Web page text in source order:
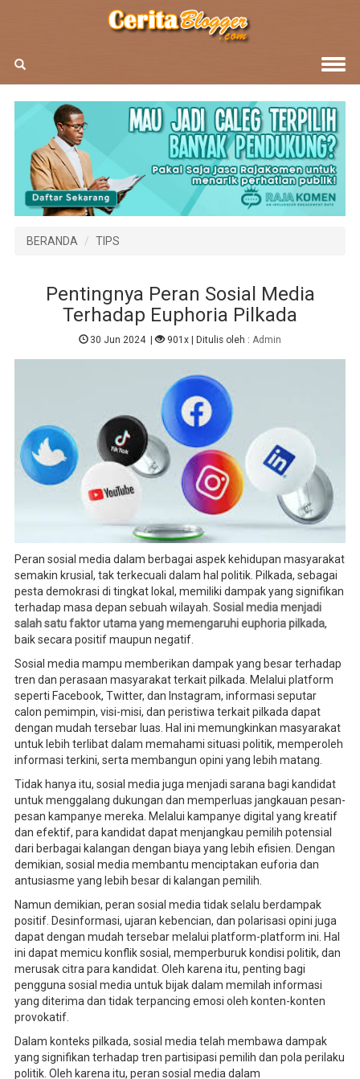
BERANDA TIPS
Pentingnya Peran Sosial Media
Terhadap Euphoria Pilkada
30 Jun 2024| 901x | Ditulis oleh :Admin
Peran sosial media dalam berbagai aspek kehidupan masyarakat
semakin krusial, tak terkecuali dalam hal politik. Pilkada, sebagai
pesta demokrasi di tingkat lokal, memiliki dampak yang signifikan
terhadap masa depan sebuah wilayah. Sosial media menjadi
salah satu faktor utama yang memengaruhi euphoria pilkada,
baik secara positif maupun negatif.
Sosial media mampu memberikan dampak yang besar terhadap
tren dan perasaan masyarakat terkait pilkada. Melalui platform
seperti Facebook, Twitter, dan Instagram, informasi seputar
calon pemimpin, visi-misi, dan peristiwa terkait pilkada dapat
dengan mudah tersebar luas. Hal ini memungkinkan masyarakat
untuk lebih terlibat dalam memahami situasi politik, memperoleh
informasi terkini, serta membangun opini yang lebih matang.
Tidak hanya itu, sosial media juga menjadi sarana bagi kandidat
untuk menggalang dukungan dan memperluas jangkauan pesan-
pesan kampanye mereka. Melalui kampanye digital yang kreatif
dan efektif, para kandidat dapat menjangkau pemilih potensial
dari berbagai kalangan dengan biaya yang lebih efisien. Dengan
demikian, sosial media membantu menciptakan euforia dan
antusiasme yang lebih besar di kalangan pemilih.
Namun demikian, peran sosial media tidak selalu berdampak
positif. Desinformasi, ujaran kebencian, dan polarisasi opini juga
dapat dengan mudah tersebar melalui platform-platform ini. Hal
ini dapat memicu konflik sosial, memperburuk kondisi politik, dan
merusak citra para kandidat. Oleh karena itu, penting bagi
pengguna sosial media untuk bijak dalam memilah informasi
yang diterima dan tidak terpancing emosi oleh konten-konten
provokatif.
Dalam konteks pilkada, sosial media telah membawa dampak
yang signifikan terhadap tren partisipasi pemilih dan pola perilaku
politik. Oleh karena itu, peran sosial media dalam